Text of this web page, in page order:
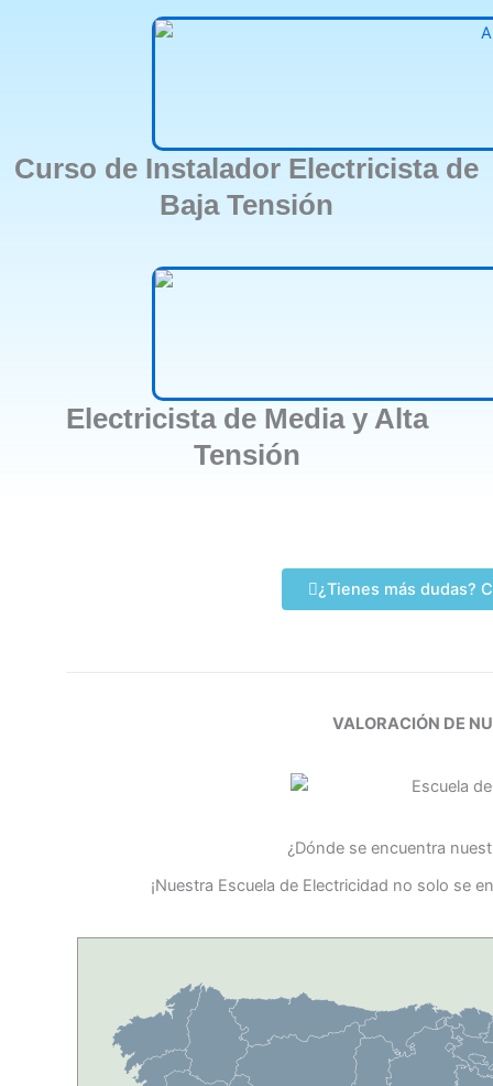
Curso de Instalador Electricista de
Baja Tensión
Electricista de Media y Alta
Tensión
¿Tienes más dudas?
VALORACIÓN DE
¿Dónde se encuentra
¡Nuestra Escuela de Electricidad no solo se